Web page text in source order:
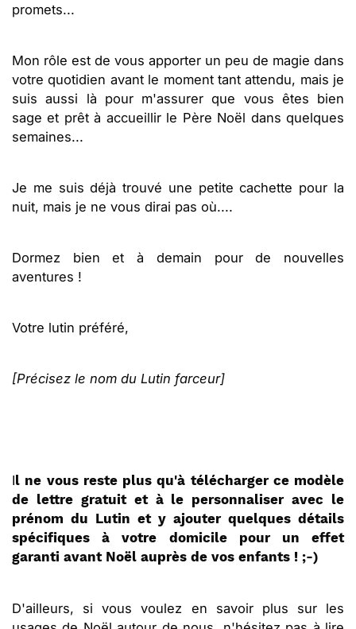
promets...
Mon rôle est de vous apporter un peu de magie dans
votre quotidien avant le moment tant attendu, mais je
suis aussi là pour m'assurer que vous êtes bien
sage et prêt à accueillir le Père Noël dans quelques
semaines...
Je me suis déjà trouvé une petite cachette pour la
nuit, mais je ne vous dirai pas où....
Dormez bien et à demain pour de nouvelles
aventures !
Votre lutin préféré,
[Précisez le nom du Lutin farceur]
Il ne vous reste plus qu'à télécharger ce modèle
de lettre gratuit et à le personnaliser avec le
prénom du Lutin et y ajouter quelques détails
spécifiques à votre domicile pour un effet
garanti avant Noël auprès de vos enfants ! ;-)
D'ailleurs, si vous voulez en savoir plus sur les